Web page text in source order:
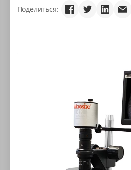
Поделиться: